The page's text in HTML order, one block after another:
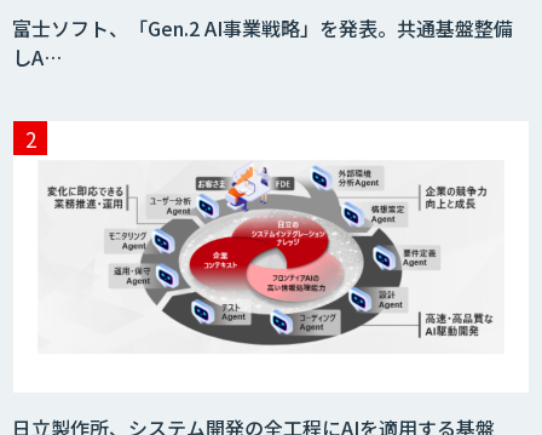
富士ソフト、「Gen.2 AI事業戦略」を発表。共通基盤整備
しA…
日立製作所、システム開発の全工程にAIを適用する基盤